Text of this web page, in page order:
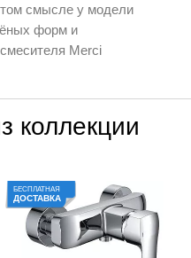
смысле у модели
форм и
Merci
коллекции
БЕСПЛАТНАЯ
ДОСТАВКА